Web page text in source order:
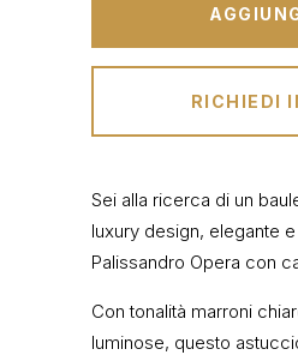
RICHIEDI
Sei alla ricerca di un
luxury design, elegante
Palissandro Opera con
Con tonalità marroni
luminose, questo